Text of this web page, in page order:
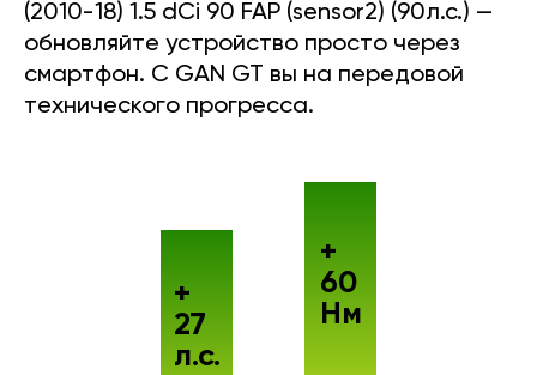
(2010-18) 1.5 dCi 90 FAP (sensor2) (90л.с.) —
обновляйте устройство просто через
смартфон. С GAN GT вы на передовой
технического прогресса.
+
27
л.с.
+
60
Нм